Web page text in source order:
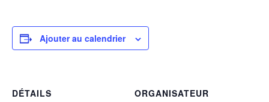
Ajouter au calendrier
DÉTAILS
ORGANISATEUR